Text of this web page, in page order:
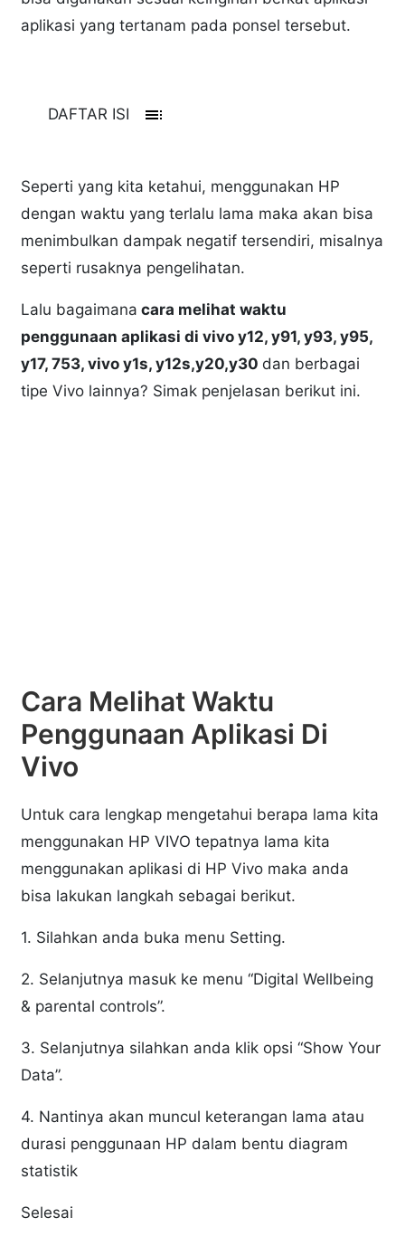
aplikasi yang tertanam pada ponsel tersebut.
DAFTAR ISI toc
Seperti yang kita ketahui, menggunakan HP
dengan waktu yang terlalu lama maka akan bisa
menimbulkan dampak negatif tersendiri, misalnya
seperti rusaknya pengelihatan.
Lalu bagaimana cara melihat waktu
penggunaan aplikasi di vivo y12, y91, y93, y95,
y17, 753, vivo y1s, y12s,y20,y30 dan berbagai
tipe Vivo lainnya? Simak penjelasan berikut ini.
Cara Melihat Waktu
Penggunaan Aplikasi Di
Vivo
Untuk cara lengkap mengetahui berapa lama kita
menggunakan HP VIVO tepatnya lama kita
menggunakan aplikasi di HP Vivo maka anda
bisa lakukan langkah sebagai berikut.
1. Silahkan anda buka menu Setting.
2. Selanjutnya masuk ke menu “Digital Wellbeing
& parental controls”.
3. Selanjutnya silahkan anda klik opsi “Show Your
Data”.
4. Nantinya akan muncul keterangan lama atau
durasi penggunaan HP dalam bentu diagram
statistik
Selesai